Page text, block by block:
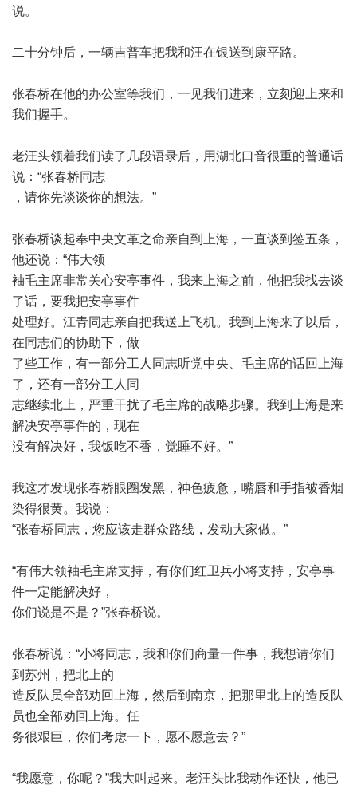
说。
二十分钟后，一辆吉普车把我和汪在银送到康平路。
张春桥在他的办公室等我们，一见我们进来，立刻迎上来和
我们握手。
老汪头领着我们读了几段语录后，用湖北口音很重的普通话
说： “张春桥同志
，请你先谈谈你的想法。 ”
张春桥谈起奉中央文革之命亲自到上海，一直谈到签五条，
他还说： “伟大领
袖毛主席非常关心安亭事件，我来上海之前，他把我找去谈
了话，要我把安亭事件
处理好。江青同志亲自把我送上飞机。我到上海来了以后，
在同志们的协助下，做
了些工作，有一部分工人同志听党中央、毛主席的话回上海
了，还有一部分工人同
志继续北上，严重干扰了毛主席的战略步骤。我到上海是来
解决安亭事件的，现在
没有解决好，我饭吃不香，觉睡不好。 ”
我这才发现张春桥眼圈发黑，神色疲惫，嘴唇和手指被香烟
染得很黄。我说：
“张春桥同志，您应该走群众路线，发动大家做。 ”
“有伟大领袖毛主席支持，有你们红卫兵小将支持，安亭事
件一定能解决好，
你们说是不是？ ”张春桥说。
张春桥说： “小将同志，我和你们商量一件事，我想请你们
到苏州，把北上的
造反队员全部劝回上海，然后到南京，把那里北上的造反队
员也全部劝回上海。任
务很艰巨，你们考虑一下，愿不愿意去？ ”
“我愿意，你呢？ ”我大叫起来。老汪头比我动作还快，他已